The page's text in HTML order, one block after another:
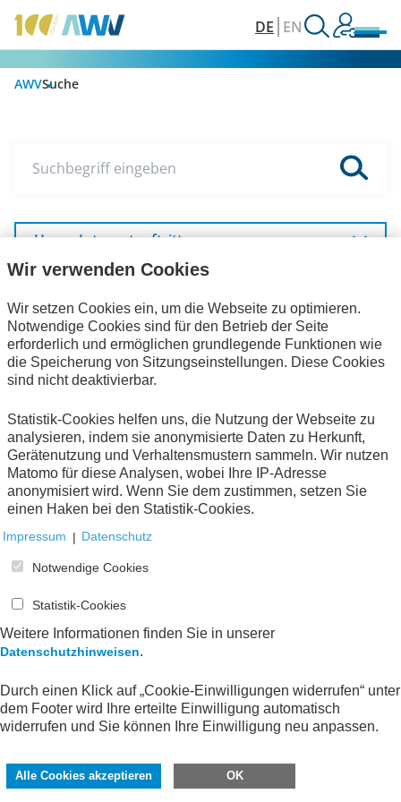
DE EN
AWVSuche
Suchbegriff eingeben
Unser Internetauftritt
eXTra
1
Wir verwenden Cookies
Wir setzen Cookies ein, um die Webseite zu optimieren.
Notwendige Cookies sind für den Betrieb der Seite
erforderlich und ermöglichen grundlegende Funktionen wie
die Speicherung von Sitzungseinstellungen. Diese Cookies
sind nicht deaktivierbar.
Statistik-Cookies helfen uns, die Nutzung der Webseite zu
analysieren, indem sie anonymisierte Daten zu Herkunft,
Gerätenutzung und Verhaltensmustern sammeln. Wir nutzen
Matomo für diese Analysen, wobei Ihre IP-Adresse
anonymisiert wird. Wenn Sie dem zustimmen, setzen Sie
einen Haken bei den Statistik-Cookies.
Impressum | Datenschutz
Notwendige Cookies
Statistik-Cookies
Weitere Informationen finden Sie in unserer
Datenschutzhinweisen.
Durch einen Klick auf „Cookie-Einwilligungen widerrufen“ unter
dem Footer wird Ihre erteilte Einwilligung automatisch
widerrufen und Sie können Ihre Einwilligung neu anpassen.
Alle Cookies akzeptieren OK